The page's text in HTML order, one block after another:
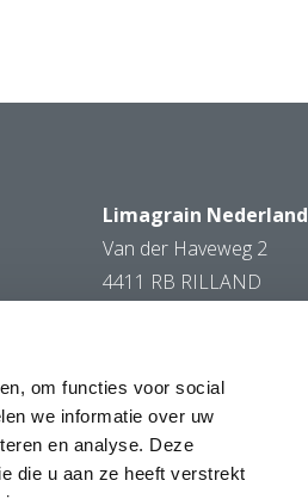
om functies voor social
we informatie over uw
en analyse. Deze
die u aan ze heeft verstrekt
Limagrain Nederland
Van der Haveweg 2
4411 RB RILLAND